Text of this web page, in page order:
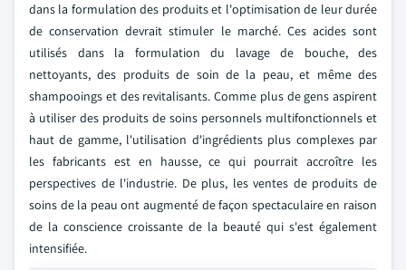
dans la formulation des produits et l'optimisation de leur durée
de conservation devrait stimuler le marché. Ces acides sont
utilisés dans la formulation du lavage de bouche, des
nettoyants, des produits de soin de la peau, et même des
shampooings et des revitalisants. Comme plus de gens aspirent
à utiliser des produits de soins personnels multifonctionnels et
haut de gamme, l'utilisation d'ingrédients plus complexes par
les fabricants est en hausse, ce qui pourrait accroître les
perspectives de l'industrie. De plus, les ventes de produits de
soins de la peau ont augmenté de façon spectaculaire en raison
de la conscience croissante de la beauté qui s'est également
intensifiée.